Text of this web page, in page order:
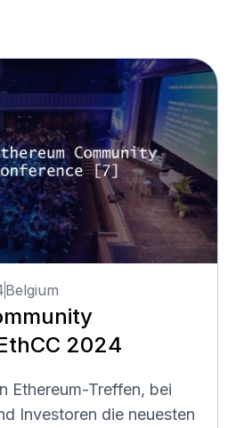
Belgium
2024
Ethereum-Treffen, bei
Investoren die neuesten